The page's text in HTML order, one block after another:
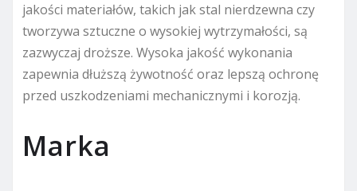
jakości materiałów, takich jak stal nierdzewna czy
tworzywa sztuczne o wysokiej wytrzymałości, są
zazwyczaj droższe. Wysoka jakość wykonania
zapewnia dłuższą żywotność oraz lepszą ochronę
przed uszkodzeniami mechanicznymi i korozją.
Marka